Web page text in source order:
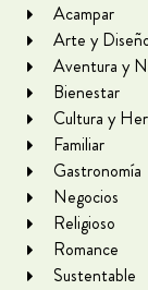
Acampar
Arte y
Aventura y
Bienestar
Cultura y
Familiar
Gastronomía
Negocios
Religioso
Romance
Sustentable